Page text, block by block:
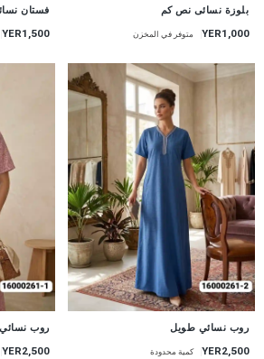
بلوزة نسائى نص كم
YER1,000 متوفر في المخزن
فستان
YER1,500
روب نسائي طويل
YER2,500 كمية محدودة
روب
YER2,500